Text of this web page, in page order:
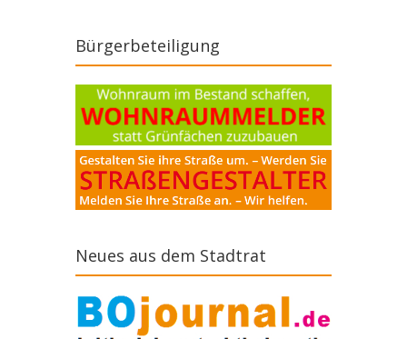
Bürgerbeteiligung
Neues aus dem Stadtrat